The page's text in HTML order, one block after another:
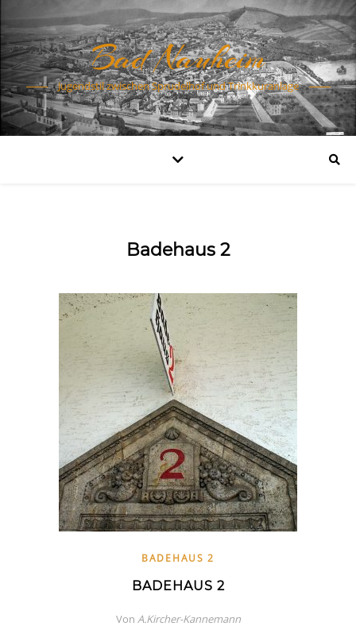
Bad Nauheim
Jugendstil zwischen Sprudelhof und Trinkkuranlage
Badehaus 2
BADEHAUS 2
BADEHAUS 2
Von A.Kircher-Kannemann